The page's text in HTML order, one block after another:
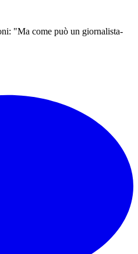
"Ma come può un giornalista-